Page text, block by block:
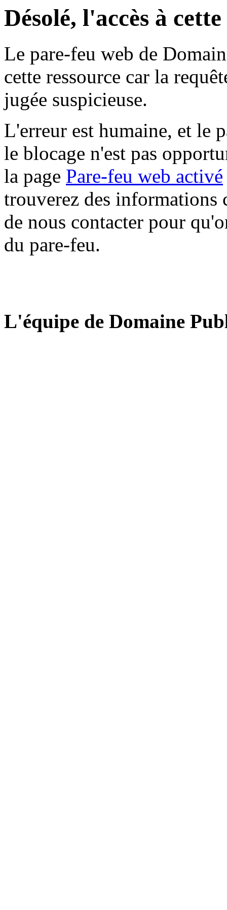
Désolé, l'accès à
Le pare-feu web de
cette ressource car la
jugée suspicieuse.
L'erreur est humaine, et le
le blocage n'est pas
la page Pare-feu web activé
trouverez des informations
de nous contacter pour
du pare-feu.
L'équipe de Domaine